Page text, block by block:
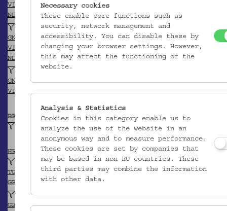
VIAF
NDB/ADB
Poach, Andreas (?)
GND
VIAF
NDB/ADB
GND
VIAF
BEITRAGENDE/R
Hausotter, Alexander
HERKUNFT
Jena (?)
TGN
GEONAMES
Kravařsko (Region)
GEONAMES
Necessary cookies
These enable core functions such as
security, network management and
accessibility. You can disable these by
changing your browser settings. However,
this may affect the functioning of the
website.
Analysis & Statistics
Cookies in this category enable us to
analyze the use of the website in an
anonymous way and to measure performance.
These cookies are set by companies that
may be based in non-EU countries. These
third parties may combine the information
with other data.